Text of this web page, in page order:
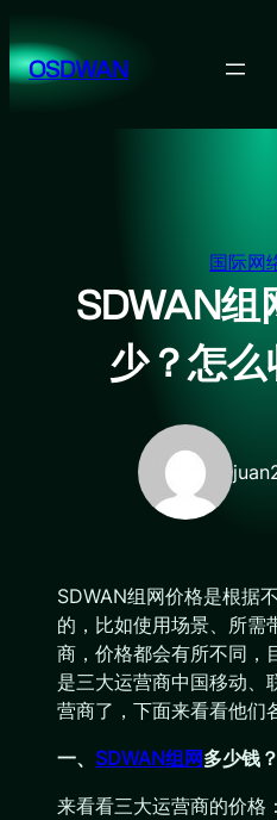
至
内OSDWAN
国际网
SDWAN组
少？怎么
juan
SDWAN组网价格是根据
的，比如使用场景、所需
商，价格都会有所不同，
是三大运营商中国移动、
营商了，下面来看看他们
一、 SDWAN组网多少钱？
来看看三大运营商的价格：